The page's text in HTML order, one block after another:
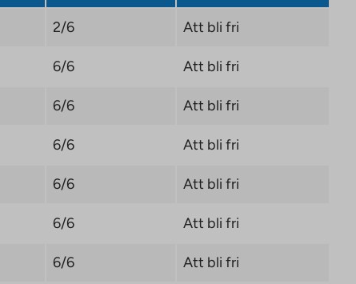
2/6 Att bli fri
6/6 Att bli fri
6/6 Att bli fri
6/6 Att bli fri
6/6 Att bli fri
6/6 Att bli fri
6/6 Att bli fri